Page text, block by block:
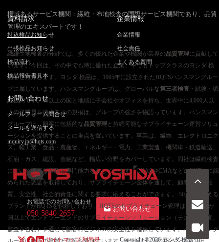
権威あるサービス機関：繊維・布地検査の国際サービス機関であり、品質
管理のエキスパートです！
繊維生地検査の分野では、多くの優れた企業や機関が業界の品質管理に貢献して
います。今回は、その中でも特に優れた企業、中でもトップクラスのヨシダ 検
品をご紹介します。ヨシダ 検品は、1995年に設立されたHQTSハンスマングルー
プに属しています。ハンスマングループは、グローバルな第三者検査 ・試験・認
証機関です。40以上の国と地域に子会社やオフィスを持ち、世界中に4,000人以
上の従業員を擁するその規模は、グループの強さを物語っています。ハンスマン
グループは、顧客に包括的な品質管理 と持続可能なサプライチェーン運営ソリュ
ーションを提供することに重点を置いています。事業は、繊維、エレクトロニク
ス、軽工業、食品・農産物、エネルギー・電力、工業製造、機関車・鉄道輸送、
石油・ガス、建設、金融など、幅広い分野をカバーしています。同社は繊維検査
において豊富な経験と専門能力を有しています。CNASやCMAなどの国際的に認
められた認証を取得しており、サプライチェーン全体を通して、顧客の高い品
質、安全性、社会的責任に関する要求に応えることができます。 50,000を超える
ブランドがHQTSを信頼しており、HQTSのサプライチェーン管理は、世界40か
国以上でエンドツーエンドのサプライチェーンソリューション（テスト、検査、
監査を含む）を通じて顧客のビジネスの安全性を確保しています。ハンスマング
資料請求
持込検品お知らせ
出張検品お知らせ
検品流れ
検品報告書見本
企業情報
企業情報
社会責任
よくある質問
お問い合わせ
メールフォーム問合せ
メールを送信する
inquiry.jp@hqts.com
お電話でのお問い合わせ
050-5840-2657
お問い合わせ
サイトマップ 利用規 Copyright ©2026ヨシダ 検品All